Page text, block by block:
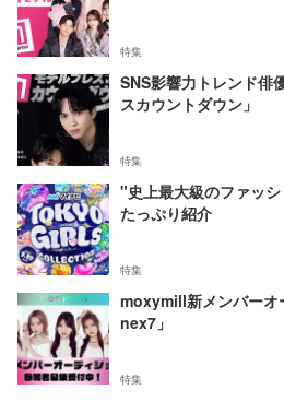
特集
SNS影響力トレンド俳
スカウントダウン」
特集
"史上最大級のファッ
たっぷり紹介
特集
moxymill新メンバー
nex7」
特集